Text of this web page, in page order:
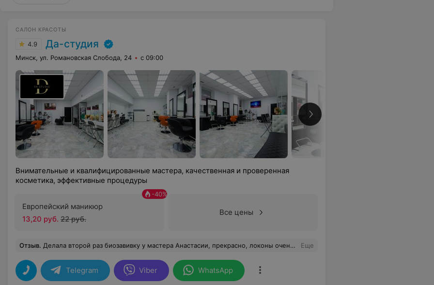
САЛОН КРАСОТЫ
4.9 Да-студия
Минск, ул. Романовская Слобода, 24 с 09:00
Внимательные и квалифицированные мастера, качественная и проверенная
косметика, эффективные процедуры
Европейский маникюр
-40%
13,20 руб. 22 руб.
Все цены
Отзыв. Делала второй раз биозавивку у мастера Анастасии, прекрасно, локоны очень красивые, держаться долго. Мастер очень внимательная, доброжелательная настоящий профессионал. Рекомендую однозначно Еще
Telegram Viber WhatsApp